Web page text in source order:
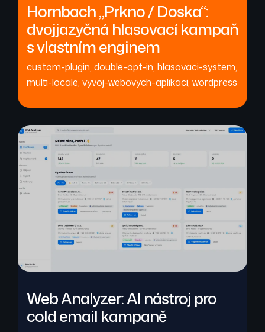
Hornbach „Prkno / Doska“:
dvojjazyčná hlasovací kampaň
s vlastním enginem
custom-plugin, double-opt-in, hlasovaci-system,
multi-locale, vyvoj-webovych-aplikaci, wordpress
Web Analyzer: AI nástroj pro
cold email kampaně